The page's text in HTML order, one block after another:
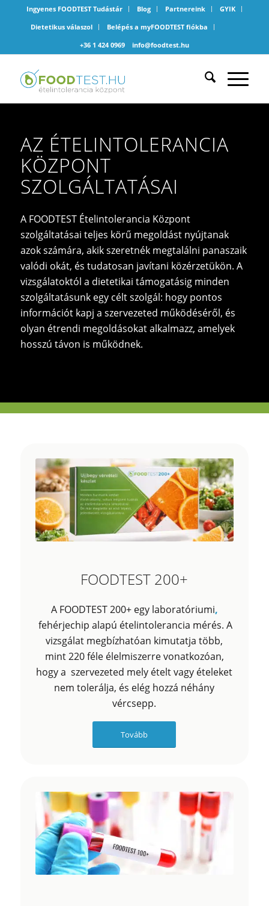
Ingyenes FOODTEST Tudástár Blog Partnereink
GYIK
Dietetikus válaszol
Belépés a myFOODTEST fiókba
+36 1 424 0969
info@foodtest.hu
AZ ÉTELINTOLERANCIA
KÖZPONT
SZOLGÁLTATÁSAI
A FOODTEST Ételintolerancia Központ
szolgáltatásai teljes körű megoldást nyújtanak
azok számára, akik szeretnék megtalálni panaszaik
valódi okát, és tudatosan javítani közérzetükön. A
vizsgálatoktól a dietetikai támogatásig minden
szolgáltatásunk egy célt szolgál: hogy pontos
információt kapj a szervezeted működéséről, és
olyan étrendi megoldásokat alkalmazz, amelyek
hosszú távon is működnek.
FOODTEST 200+
A FOODTEST 200+ egy laboratóriumi,
fehérjechip alapú ételintolerancia mérés. A
vizsgálat megbízhatóan kimutatja több,
mint 220 féle élelmiszerre vonatkozóan,
hogy a szervezeted mely ételt vagy ételeket
nem tolerálja, és elég hozzá néhány
vércsepp.
Tovább